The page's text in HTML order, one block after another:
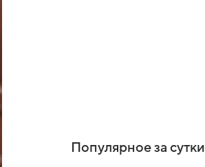
Популярное за сутки